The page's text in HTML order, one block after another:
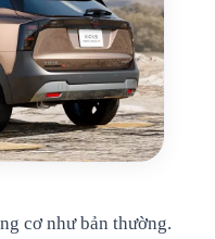
cơ như bản thường.